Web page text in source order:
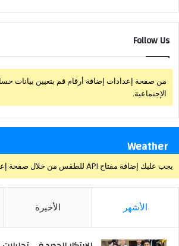
Follow Us
من صفحة إعدادات إضافة أرقام قم بتعيين بيانات
الإجتماعية.
Weather
يجب عليك إضافة مفتاح API للطقس من خلال صفحة إعدادات القالب > الدمج
الأشهر الأخيرة